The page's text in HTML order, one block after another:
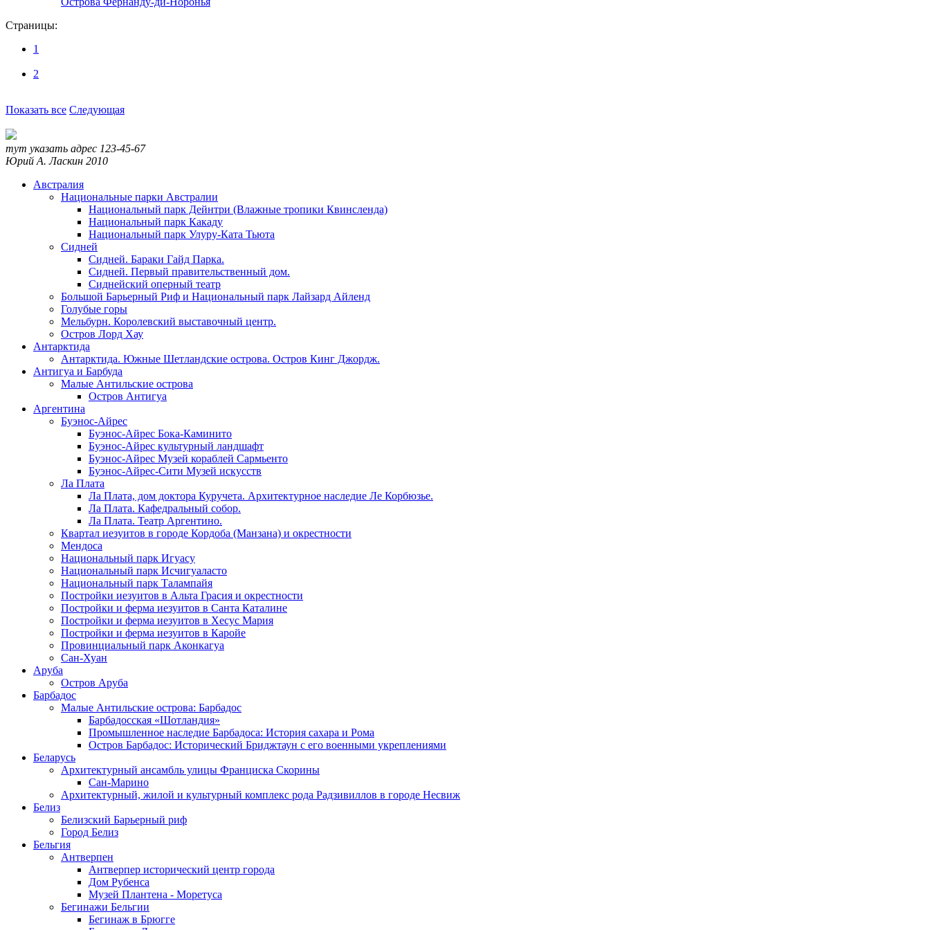
Страницы:
1
2
Показать все Следующая
тут указать адрес 123-45-67
Юрий А. Ласкин 2010
Австралия
Национальные парки Австралии
Национальный парк Дейнтри (Влажные тропики Квинсленда)
Национальный парк Какаду
Национальный парк Улуру-Ката Тьюта
Сидней
Сидней. Бараки Гайд Парка.
Сидней. Первый правительственный дом.
Сиднейский оперный театр
Большой Барьерный Риф и Национальный парк Лайзард Айленд
Голубые горы
Мельбурн. Королевский выставочный центр.
Остров Лорд Хау
Антарктида
Антарктида. Южные Шетландские острова. Остров Кинг Джордж.
Антигуа и Барбуда
Малые Антильские острова
Остров Антигуа
Аргентина
Буэнос-Айрес
Буэнос-Айрес Бока-Каминито
Буэнос-Айрес культурный ландшафт
Буэнос-Айрес Музей кораблей Сармьенто
Буэнос-Айрес-Сити Музей искусств
Ла Плата
Ла Плата, дом доктора Куручета. Архитектурное наследие Ле Корбюзье.
Ла Плата. Кафедральный собор.
Ла Плата. Театр Аргентино.
Квартал иезуитов в городе Кордоба (Манзана) и окрестности
Мендоса
Национальный парк Игуасу
Национальный парк Исчигуаласто
Национальный парк Талампайя
Постройки иезуитов в Альта Грасия и окрестности
Постройки и ферма иезуитов в Санта Каталине
Постройки и ферма иезуитов в Хесус Мария
Постройки и ферма иезуитов в Каройе
Провинциальный парк Аконкагуа
Сан-Хуан
Аруба
Остров Аруба
Барбадос
Малые Антильские острова: Барбадос
Барбадосская «Шотландия»
Промышленное наследие Барбадоса: История сахара и Рома
Остров Барбадос: Исторический Бриджтаун с его военными укреплениями
Беларусь
Архитектурный ансамбль улицы Франциска Скорины
Сан-Марино
Архитектурный, жилой и культурный комплекс рода Радзивиллов в городе Несвиж
Белиз
Белизский Барьерный риф
Город Белиз
Бельгия
Антверпен
Антверпер исторический центр города
Дом Рубенса
Музей Плантена - Моретуса
Бегинажи Бельгии
Бегинаж в Брюгге